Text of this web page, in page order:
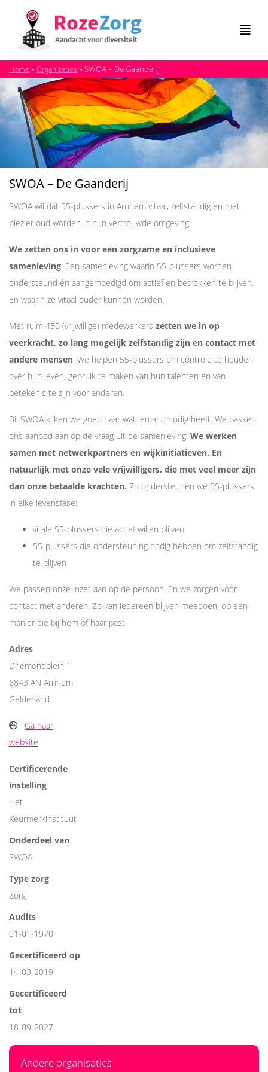
Home » Organisaties » SWOA – De Gaanderij
SWOA – De Gaanderij
SWOA wil dat 55-plussers in Arnhem vitaal, zelfstandig en met
plezier oud worden in hun vertrouwde omgeving.
We zetten ons in voor een zorgzame en inclusieve
samenleving. Een samenleving waarin 55-plussers worden
ondersteund én aangemoedigd om actief en betrokken te blijven.
En waarin ze vitaal ouder kunnen worden.
Met ruim 450 (vrijwillige) medewerkers zetten we in op
veerkracht, zo lang mogelijk zelfstandig zijn en contact met
andere mensen. We helpen 55-plussers om controle te houden
over hun leven, gebruik te maken van hun talenten en van
betekenis te zijn voor anderen.
Bij SWOA kijken we goed naar wat iemand nodig heeft. We passen
ons aanbod aan op de vraag uit de samenleving. We werken
samen met netwerkpartners en wijkinitiatieven. En
natuurlijk met onze vele vrijwilligers, die met veel meer zijn
dan onze betaalde krachten. Zo ondersteunen we 55-plussers
in elke levensfase:
vitale 55-plussers die actief willen blijven
55-plussers die ondersteuning nodig hebben om zelfstandig
te blijven
We passen onze inzet aan op de persoon. En we zorgen voor
contact met anderen. Zo kan iedereen blijven meedoen, op een
manier die bij hem of haar past.
Adres
Driemondplein 1
6843 AN Arnhem
Gelderland
Ga naar
website
Certificerende
instelling
Het
Keurmerkinstituut
Onderdeel van
SWOA
Type zorg
Zorg
Audits
01-01-1970
Gecertificeerd op
14-03-2019
Gecertificeerd
tot
18-09-2027
Andere organisaties